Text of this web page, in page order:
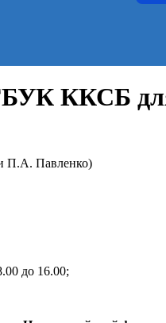
ККСБ
П.А. Павленко)
до 16.00;